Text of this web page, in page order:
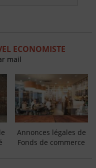
ECONOMISTE
mail
Annonces légales de
Fonds de commerce